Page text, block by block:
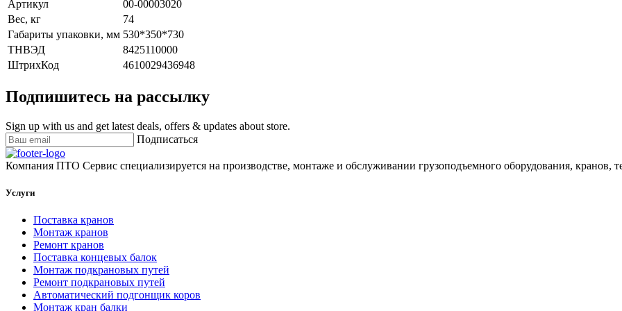
Артикул
00-00003020
Вес, кг
74
Габариты упаковки, мм 530*350*730
ТНВЭД
8425110000
ШтрихКод
4610029436948
Подпишитесь на рассылку
Sign up with us and get latest deals, offers & updates about store.
Подписаться
Компания ПТО Сервис специализируется на производстве, монтаже и обслуживании грузоподъемного оборудования, кранов,
Услуги
Поставка кранов
Монтаж кранов
Ремонт кранов
Поставка концевых балок
Монтаж подкрановых путей
Ремонт подкрановых путей
Автоматический подгонщик коров
Монтаж кран балки